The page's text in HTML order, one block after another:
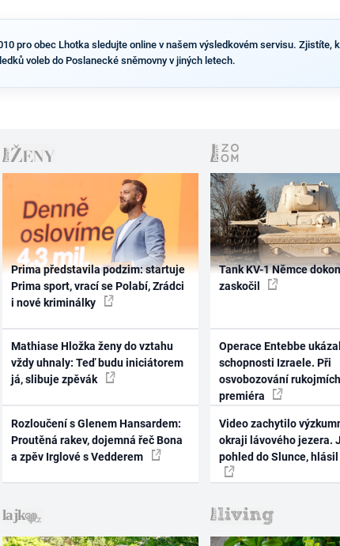
pro obec Lhotka sledujte online v našem výsledkovém servisu.
voleb do Poslanecké sněmovny v jiných letech.
Prima představila podzim: startuje
Prima sport, vrací se Polabí, Zrádci
i nové kriminálky
Mathiase Hložka ženy do vztahu
vždy uhnaly: Teď budu iniciátorem
já, slibuje zpěvák
Rozloučení s Glenem Hansardem:
Proutěná rakev, dojemná řeč Bona
a zpěv Irglové s Vedderem
Tank KV-1 Němce
zaskočil
Operace Entebbe
schopnosti Izraele. Při
osvobozování
premiéra
Video zachytilo
okraji lávového jezera.
pohled do Slunce,